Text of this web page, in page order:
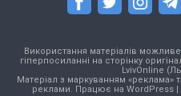
Використання матеріалів
гіперпосиланні на сторінку
LvivOnline
Матеріал з маркуванням «реклама»
реклами. Працює на WordPress|